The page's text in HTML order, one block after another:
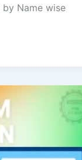
by Name wise